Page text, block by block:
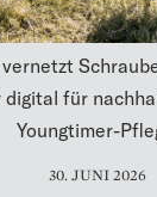
für
Youngtimer-
30. JUNI 2026